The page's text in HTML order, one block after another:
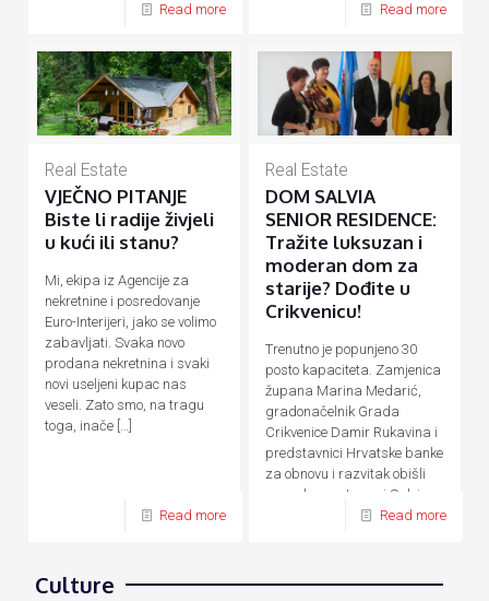
Read more Read more
Real Estate
VJEČNO PITANJE
Biste li radije živjeli
u kući ili stanu?
Mi, ekipa iz Agencije za
nekretnine i posredovanje
Euro-Interijeri, jako se volimo
zabavljati. Svaka novo
prodana nekretnina i svaki
novi useljeni kupac nas
veseli. Zato smo, na tragu
toga, inače […]
Read more
Real Estate
DOM SALVIA
SENIOR RESIDENCE:
Tražite luksuzan i
moderan dom za
starije? Dođite u
Crikvenicu!
Trenutno je popunjeno 30
posto kapaciteta. Zamjenica
župana Marina Medarić,
gradonačelnik Grada
Crikvenice Damir Rukavina i
predstavnici Hrvatske banke
za obnovu i razvitak obišli
su nedavno otvoreni Salvia
Senior Residence, […]
Read more
Culture